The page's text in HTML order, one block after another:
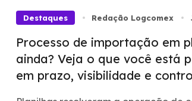
Destaques Redação Logcomex
Processo de importação em
ainda? Veja o que você está
em prazo, visibilidade e